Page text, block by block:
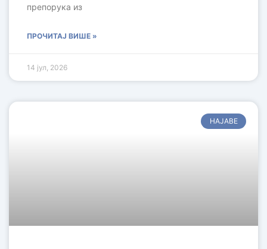
препорука из
ПРОЧИТАЈ ВИШЕ »
14 јул, 2026
НАЈАВЕ